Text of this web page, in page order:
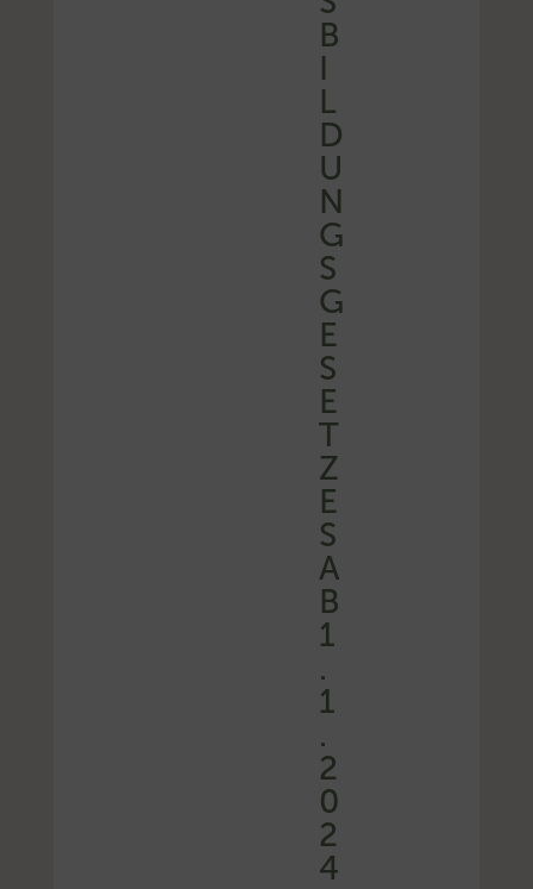
B
I
L
D
U
N
G
S
G
E
S
E
T
Z
E
S
A
B
1
.
1
.
2
0
2
4